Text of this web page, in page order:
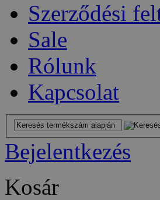
Szerződési
Sale
Rólunk
Kapcsolat
Bejelentkezés
Kosár